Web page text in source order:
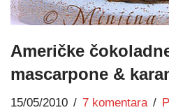
Američke
mascarpone &
15/05/2010 7 komentara